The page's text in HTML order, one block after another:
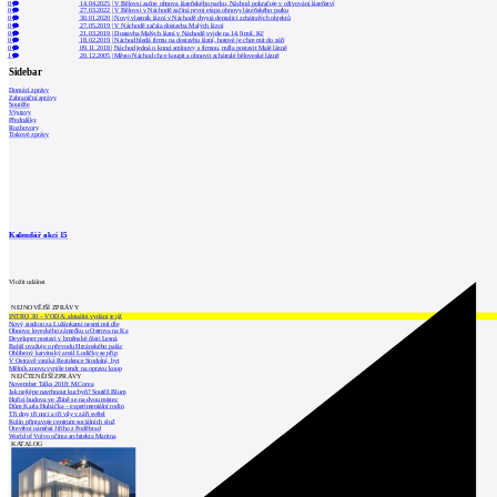
0
14.04.2025 |V Bělovsi začne obnova lázeňského parku, Náchod pokračuje v oživování lázeňství
0
27.03.2022 |V Bělovsi v Náchodě začíná první etapa obnovy lázeňského parku
0
30.01.2020 |Nový vlastník lázní v Náchodě chystá demolici zchátralých objektů
0
27.05.2019 |V Náchodě začala dostavba Malých lázní
0
21.03.2019 |Dostavba Malých lázní v Náchodě vyjde na 14,9 mil. Kč
0
18.02.2019 |Náchod hledá firmu na dostavbu lázní, hotové je chce mít do září
0 09.11.2018| Náchod jedná o konci smlouvy s firmou, měla postavit Malé lázně
1
20.12.2005 |Město Náchod chce koupit a obnovit zchátralé běloveské lázně
Sidebar
Domácí zprávy
Zahraniční zprávy
Soutěže
Výstavy
Přednášky
Rozhovory
Tiskové zprávy
Kalendář akcí 15
Vložit událost
NEJNOVĚJŠÍ ZPRÁVY
INTRO 30 – VODA: aktuální vydání je již
Nový stadion za Lužánkami nesmí mít dle
Obnova loveckého zámečku u Ostrova na Ka
Developer postaví v brněnské části Lesná
Babiš uvažuje o převodu Hrzánského palác
Oblíbený karvinský areál Lodičky se přip
V Ostravě vzniká Rezidence Stodolní, byt
Mělník znovu vypíše tendr na opravu koup
NEJČTENĚJŠÍ ZPRÁVY
November Talks 2018: M.Corea
Jak nejlépe navrhnout kuchyň? Soutěž Blum
Hořící budova ve Zlíně se na dvou místec
Dům Karla Hubáčka – experimentální rodin
Tři dny, tři noci a tři vily v záři světel
Kolín připravuje centrum sociálních služ
Otevření náměstí Jiřího z Poděbrad
World of Volvo očima architekta Martina
KATALOG